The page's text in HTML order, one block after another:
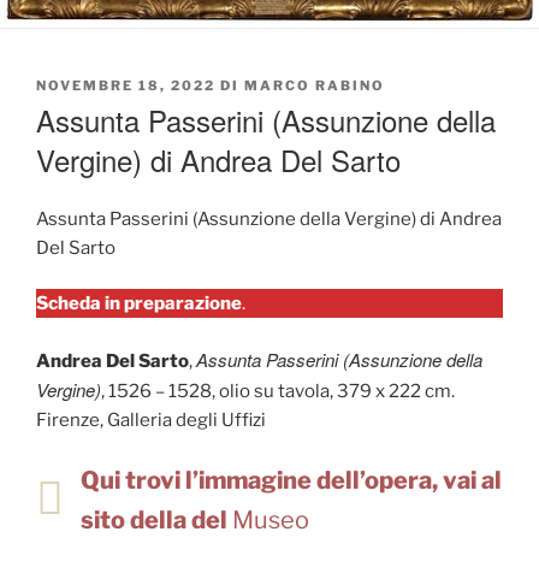
PUBBLICATO
NOVEMBRE 18, 2022 DI MARCO RABINO
Assunta Passerini (Assunzione della
Vergine) di Andrea Del Sarto
Assunta Passerini (Assunzione della Vergine) di Andrea
Del Sarto
Scheda in preparazione.
Andrea Del Sarto,Assunta Passerini (Assunzione della
Vergine), 1526 – 1528, olio su tavola, 379 x 222 cm.
Firenze, Galleria degli Uffizi
Qui trovi l’immagine dell’opera, vai al
sito della del Museo